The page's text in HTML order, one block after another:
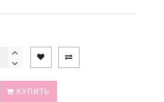
КУПИТЬ